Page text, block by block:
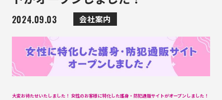
2024.09.03 会社案内
大変お待たせいたしました！ 女性のお客様に特化した護身・防犯通販サイトがオープンしました！